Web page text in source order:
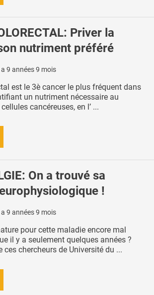
Priver la
nutriment préféré
9 années 9 mois
est le 3è cancer le plus fréquent dans
un nutriment nécessaire au
cancéreuses, en l’ ...
On a trouvé sa
!
9 années 9 mois
pour cette maladie encore mal
il y a seulement quelques années ?
ces chercheurs de Université du ...